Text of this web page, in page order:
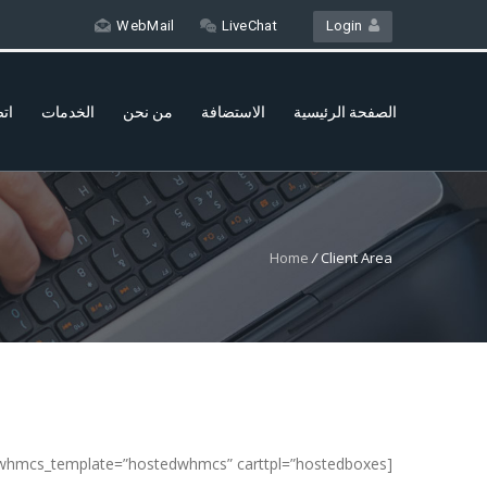
WebMail LiveChat
الخدمات من نحن الاستضافة الصفحة الرئيسية
Home / Client Area
[whmpress_client_area whmcs_template=”hostedwhmcs” carttpl=”hostedboxes”]